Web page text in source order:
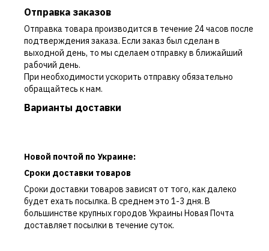
Отправка заказов
Отправка товара производится в течение 24 часов после
подтверждения заказа. Если заказ был сделан в
выходной день, то мы сделаем отправку в ближайший
рабочий день.
При необходимости ускорить отправку обязательно
обращайтесь к нам.
Варианты доставки
Новой почтой по Украине:
Сроки доставки товаров
Сроки доставки товаров зависят от того, как далеко
будет ехать посылка. В среднем это 1-3 дня. В
большинстве крупных городов Украины Новая Почта
доставляет посылки в течение суток.